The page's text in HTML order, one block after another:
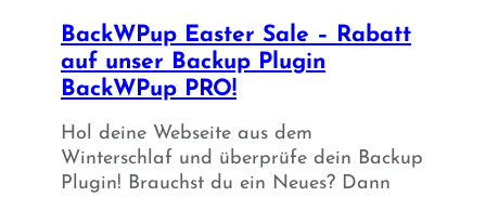
BackWPup Easter Sale – Rabatt
auf unser Backup Plugin
BackWPup PRO!
Hol deine Webseite aus dem
Winterschlaf und überprüfe dein Backup
Plugin! Brauchst du ein Neues? Dann